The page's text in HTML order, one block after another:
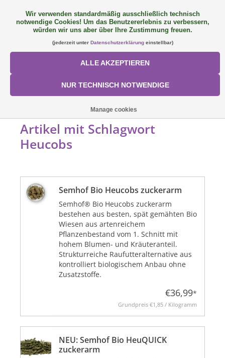
+49 (0) 9081 9025240 0 Artikel - €0,00
ALLE PRODUKTE
FÜTTERUNGSKONZEPT
AKTIONEN
BLOG
Biozertifiziert
STARTSEITE/SCHLAGWORTE
Artikel mit Schlagwort
Heucobs
Semhof Bio Heucobs zuckerarm
Semhof® Bio Heucobs zuckerarm
bestehen aus besten, spät gemähten Bio
Wiesen aus artenreichem
Pflanzenbestand vom 1. Schnitt mit
hohem Blumen- und Kräuteranteil.
Strukturreiche Raufutteralternative aus
kontrolliert biologischem Anbau ohne
Zusatzstoffe.
€36,99*
Grundpreis €1,85 / Kilogramm
NEU: Semhof Bio HeuQUICK
zuckerarm
Wir verwenden standardmäßig ausschließlich technisch
notwendige Cookies! Um das Benutzererlebnis zu verbessern,
würden wir uns aber über Ihre Zustimmung freuen.
(jederzeit unter Datenschutzerklärungeinstellbar)
ALLE AKZEPTIEREN
NUR TECHNISCH NOTWENDIGE
Manage cookies